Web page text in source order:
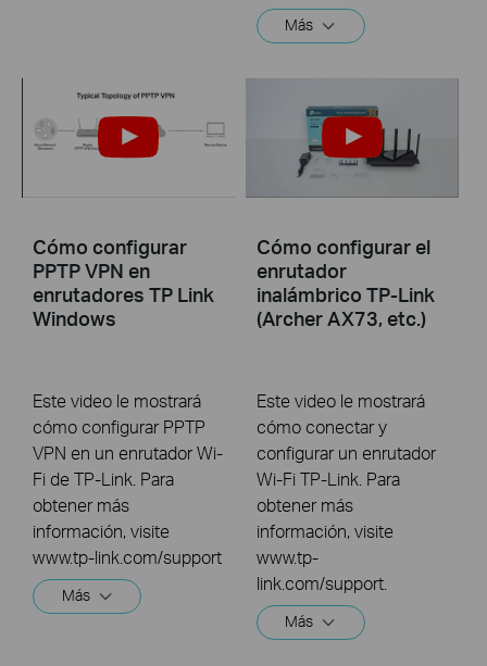
Más
Cómo configurar
PPTP VPN en
enrutadores TP Link
Windows
Este video le mostrará
cómo configurar PPTP
VPN en un enrutador Wi-
Fi de TP-Link. Para
obtener más
información, visite
www.tp-link.com/support
Más
Cómo configurar el
enrutador
inalámbrico TP-Link
(Archer AX73, etc.)
Este video le mostrará
cómo conectar y
configurar un enrutador
Wi-Fi TP-Link. Para
obtener más
información, visite
www.tp-
link.com/support.
Más